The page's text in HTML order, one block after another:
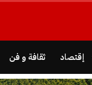
إقتصاد ثقافة و فن